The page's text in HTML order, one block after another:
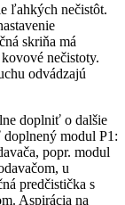
ľahkých nečistôt.
skriňa má
nečistoty.
odvádzajú
doplniť o dalšie
doplnený modul P1:
popr. modul
u
predčistička s
Aspirácia na